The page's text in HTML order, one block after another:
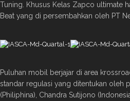
Tuning. Khusus Kelas Zapco ultimate
Beat yang di persembahkan oleh PT
Puluhan mobil berjajar di area
standar regulasi yang ditentukan oleh
(Philiphina), Chandra Sutijono